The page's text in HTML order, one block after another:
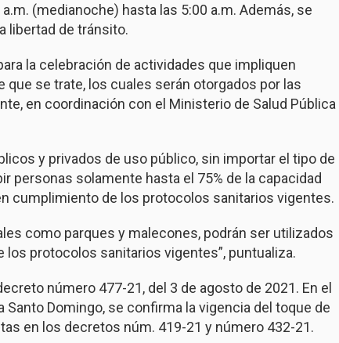
(medianoche) hasta las 5:00 a.m. Además, se
libertad de tránsito.
la celebración de actividades que impliquen
que se trate, los cuales serán otorgados por las
en coordinación con el Ministerio de Salud Pública
y privados de uso público, sin importar el tipo de
personas solamente hasta el 75% de la capacidad
cumplimiento de los protocolos sanitarios vigentes.
como parques y malecones, podrán ser utilizados
protocolos sanitarios vigentes”, puntualiza.
número 477-21, del 3 de agosto de 2021. En el
Domingo, se confirma la vigencia del toque de
en los decretos núm. 419-21 y número 432-21.